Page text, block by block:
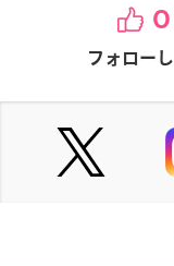
フォロー